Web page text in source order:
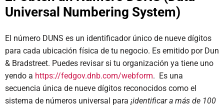
Universal Numbering System)
El número DUNS es un identificador único de nueve dígitos
para cada ubicación física de tu negocio. Es emitido por Dun
& Bradstreet. Puedes revisar si tu organización ya tiene uno
yendo a https://fedgov.dnb.com/webform. Es una
secuencia única de nueve dígitos reconocidos como el
sistema de números universal para ¡identificar a más de 100